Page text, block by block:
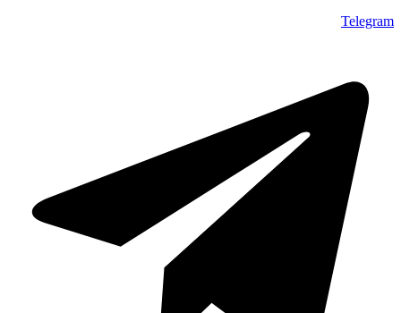
Telegram